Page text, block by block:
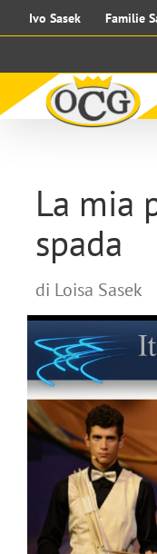
to
Ivo Sasek Familie
La mia
spada
di Loisa Sasek